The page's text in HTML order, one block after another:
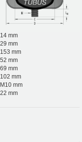
14 mm
29 mm
153 mm
52 mm
69 mm
102 mm
M10 mm
22 mm